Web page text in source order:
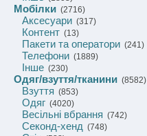
Мобілки (2716)
Аксесуари (317)
Контент (13)
Пакети та оператори (241)
Телефони (1889)
Інше (230)
Одяг/взуття/тканини (8582)
Взуття (853)
Одяг (4020)
Весільні вбрання (742)
Секонд-хенд (748)